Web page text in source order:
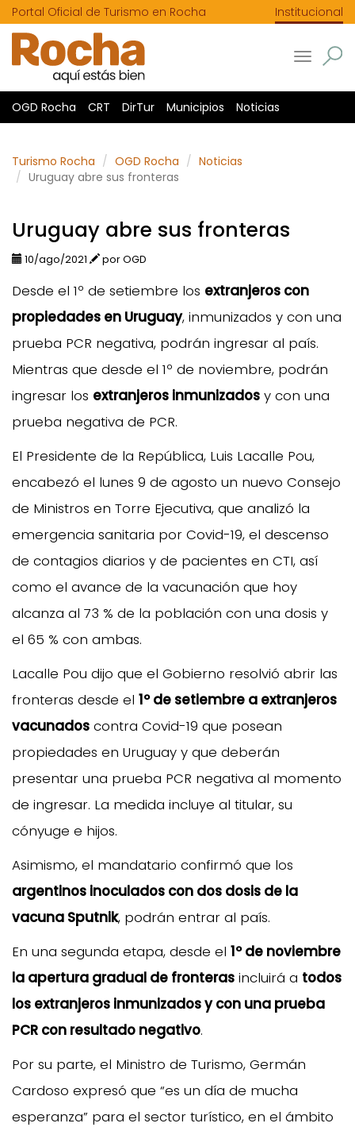
Portal Oficial de Turismo en Rocha Institucional
Toggle
OGD Rocha CRT DirTur Municipios Noticias
Turismo Rocha OGD Rocha
Noticias
Uruguay abre sus fronteras
Uruguay abre sus fronteras
10/ago/2021 por OGD
Desde el 1º de setiembre los extranjeros con
propiedades en Uruguay, inmunizados y con una
prueba PCR negativa, podrán ingresar al país.
Mientras que desde el 1º de noviembre, podrán
ingresar los extranjeros inmunizados y con una
prueba negativa de PCR.
El Presidente de la República, Luis Lacalle Pou,
encabezó el lunes 9 de agosto un nuevo Consejo
de Ministros en Torre Ejecutiva, que analizó la
emergencia sanitaria por Covid-19, el descenso
de contagios diarios y de pacientes en CTI, así
como el avance de la vacunación que hoy
alcanza al 73 % de la población con una dosis y
el 65 % con ambas.
Lacalle Pou dijo que el Gobierno resolvió abrir las
fronteras desde el 1º de setiembre a extranjeros
vacunados contra Covid-19 que posean
propiedades en Uruguay y que deberán
presentar una prueba PCR negativa al momento
de ingresar. La medida incluye al titular, su
cónyuge e hijos.
Asimismo, el mandatario confirmó que los
argentinos inoculados con dos dosis de la
vacuna Sputnik, podrán entrar al país.
En una segunda etapa, desde el 1º de noviembre
la apertura gradual de fronteras incluirá a todos
los extranjeros inmunizados y con una prueba
PCR con resultado negativo.
Por su parte, el Ministro de Turismo, Germán
Cardoso expresó que “es un día de mucha
esperanza” para el sector turístico, en el ámbito